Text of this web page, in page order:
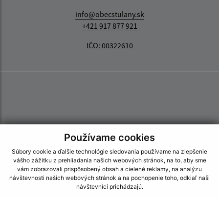
Používame cookies
Súbory cookie a ďalšie technológie sledovania používame na zlepšenie
vášho zážitku z prehliadania našich webových stránok, na to, aby sme
vám zobrazovali prispôsobený obsah a cielené reklamy, na analýzu
návštevnosti našich webových stránok a na pochopenie toho, odkiaľ naši
návštevníci prichádzajú.
info@obecstulany.sk
+421 917 877 921
IČO: 00322610